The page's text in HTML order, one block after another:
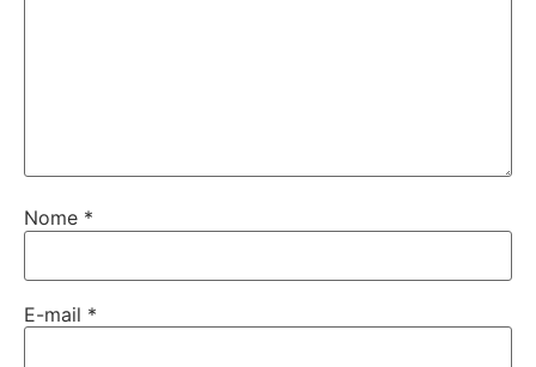
Nome *
E-mail *